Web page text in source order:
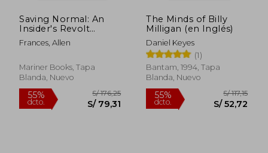
Saving Normal: An
Insider's Revolt
against Out-of-
Control Psychiatric
Pharma, and the
Medicalization of
Inglés)
Frances, Allen
Mariner Books, Tapa
Blanda, Nuevo
The Minds of Billy
Milligan (en Inglés)
Daniel Keyes
(1)
Bantam, 1994, Tapa
Blanda, Nuevo